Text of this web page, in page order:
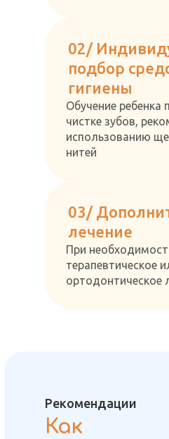
02/
подбор
гигиены
Обучение ребенка
чистке зубов,
использованию
нитей
03/
лечение
При
терапевтическое
ортодонтическое
Рекомендации
Как